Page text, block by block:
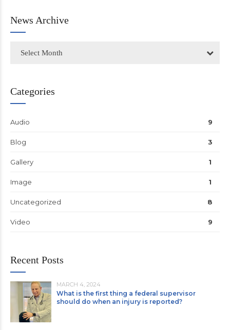
News Archive
Select Month
Categories
Audio 9
Blog 3
Gallery 1
Image 1
Uncategorized 8
Video 9
Recent Posts
MARCH 4, 2024
What is the first thing a federal supervisor
should do when an injury is reported?